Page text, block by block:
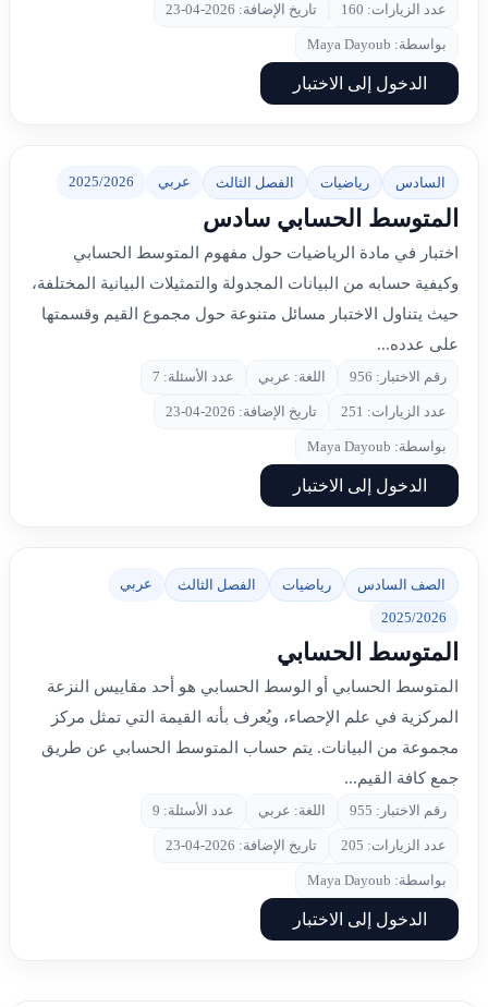
عدد الزيارات: 160 تاريخ الإضافة: 2026-04-23
بواسطة: Maya Dayoub
الدخول إلى الاختبار
السادس رياضيات الفصل الثالث عربي 2025/2026
المتوسط الحسابي سادس
اختبار في مادة الرياضيات حول مفهوم المتوسط الحسابي
وكيفية حسابه من البيانات المجدولة والتمثيلات البيانية المختلفة،
حيث يتناول الاختبار مسائل متنوعة حول مجموع القيم وقسمتها
على عدده...
رقم الاختبار: 956 اللغة: عربي عدد الأسئلة: 7
عدد الزيارات: 251 تاريخ الإضافة: 2026-04-23
بواسطة: Maya Dayoub
الدخول إلى الاختبار
الصف السادس رياضيات الفصل الثالث عربي
2025/2026
المتوسط الحسابي
المتوسط الحسابي أو الوسط الحسابي هو أحد مقاييس النزعة
المركزية في علم الإحصاء، ويُعرف بأنه القيمة التي تمثل مركز
مجموعة من البيانات. يتم حساب المتوسط الحسابي عن طريق
جمع كافة القيم...
رقم الاختبار: 955 اللغة: عربي عدد الأسئلة: 9
عدد الزيارات: 205 تاريخ الإضافة: 2026-04-23
بواسطة: Maya Dayoub
الدخول إلى الاختبار